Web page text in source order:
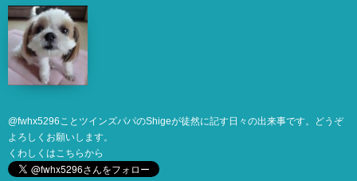
@fwhx5296ことツインズパパのShigeが徒然に記す日々の出来事です。どうぞ
よろしくお願いします。
くわしくはこちらから